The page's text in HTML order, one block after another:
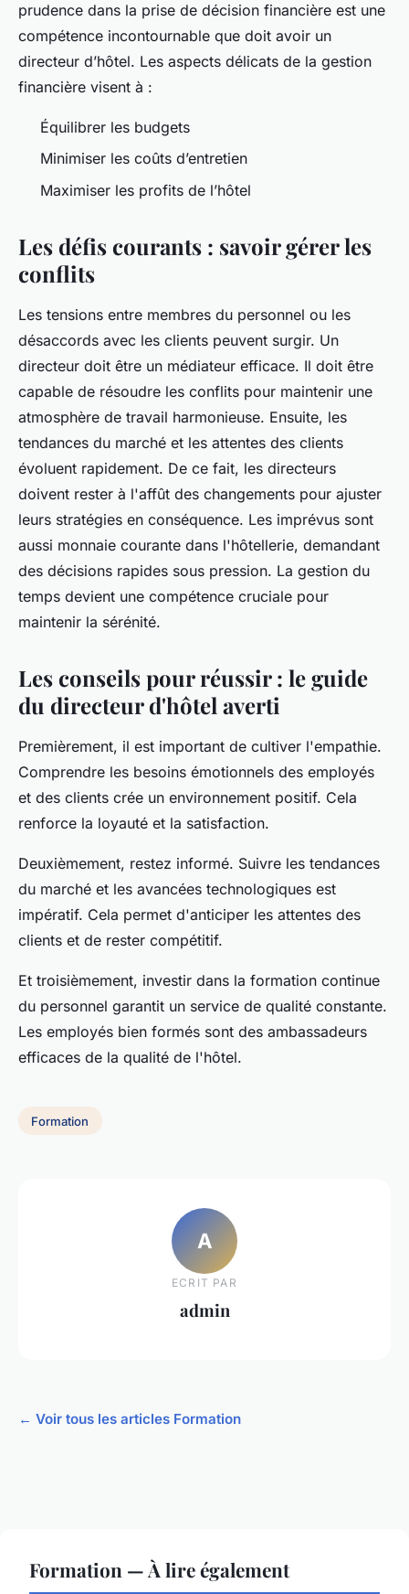
prudence dans la prise de décision financière est une
compétence incontournable que doit avoir un
directeur d’hôtel. Les aspects délicats de la gestion
financière visent à :
Équilibrer les budgets
Minimiser les coûts d’entretien
Maximiser les profits de l’hôtel
Les défis courants : savoir gérer les
conflits
Les tensions entre membres du personnel ou les
désaccords avec les clients peuvent surgir. Un
directeur doit être un médiateur efficace. Il doit être
capable de résoudre les conflits pour maintenir une
atmosphère de travail harmonieuse. Ensuite, les
tendances du marché et les attentes des clients
évoluent rapidement. De ce fait, les directeurs
doivent rester à l'affût des changements pour ajuster
leurs stratégies en conséquence. Les imprévus sont
aussi monnaie courante dans l'hôtellerie, demandant
des décisions rapides sous pression. La gestion du
temps devient une compétence cruciale pour
maintenir la sérénité.
Les conseils pour réussir : le guide
du directeur d'hôtel averti
Premièrement, il est important de cultiver l'empathie.
Comprendre les besoins émotionnels des employés
et des clients crée un environnement positif. Cela
renforce la loyauté et la satisfaction.
Deuxièmement, restez informé. Suivre les tendances
du marché et les avancées technologiques est
impératif. Cela permet d'anticiper les attentes des
clients et de rester compétitif.
Et troisièmement, investir dans la formation continue
du personnel garantit un service de qualité constante.
Les employés bien formés sont des ambassadeurs
efficaces de la qualité de l'hôtel.
Formation
A
ECRIT PAR
admin
← Voir tous les articles Formation
Formation — À lire également